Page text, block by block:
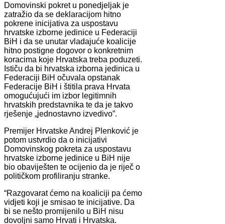
Domovinski pokret u ponedjeljak je
zatražio da se deklaracijom hitno
pokrene inicijativa za uspostavu
hrvatske izborne jedinice u Federaciji
BiH i da se unutar vladajuće koalicije
hitno postigne dogovor o konkretnim
koracima koje Hrvatska treba poduzeti.
Ističu da bi hrvatska izborna jedinica u
Federaciji BiH očuvala opstanak
Federacije BiH i štitila prava Hrvata
omogućujući im izbor legitimnih
hrvatskih predstavnika te da je takvo
rješenje „jednostavno izvedivo”.
Premijer Hrvatske Andrej Plenković je
potom ustvrdio da o inicijativi
Domovinskog pokreta za uspostavu
hrvatske izborne jedinice u BiH nije
bio obaviješten te ocijenio da je riječ o
političkom profiliranju stranke.
“Razgovarat ćemo na koaliciji pa ćemo
vidjeti koji je smisao te inicijative. Da
bi se nešto promijenilo u BiH nisu
dovoljni samo Hrvati i Hrvatska.